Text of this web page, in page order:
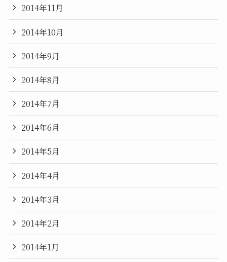
2014年11月
2014年10月
2014年9月
2014年8月
2014年7月
2014年6月
2014年5月
2014年4月
2014年3月
2014年2月
2014年1月